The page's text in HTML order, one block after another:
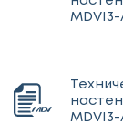
MDVI3-
MDVI3-